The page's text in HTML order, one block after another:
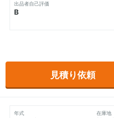
出品者自己評価
B
見積り依頼
年式 在庫地